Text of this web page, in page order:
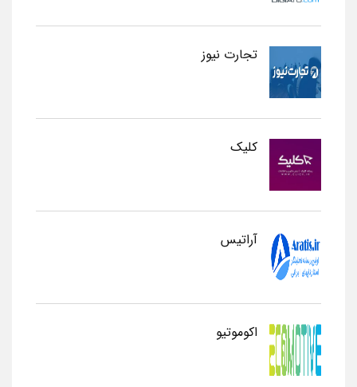
تجارت نیوز
کلیک
آراتیس
اکوموتیو